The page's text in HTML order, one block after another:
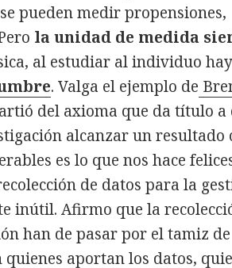
pueden medir propensiones,
la unidad de medida
al estudiar al individuo hay
. Valga el ejemplo de
del axioma que da título a
alcanzar un
es lo que nos hace
de datos para la
inútil. Afirmo que la
han de pasar por el tamiz de
quienes aportan los datos,